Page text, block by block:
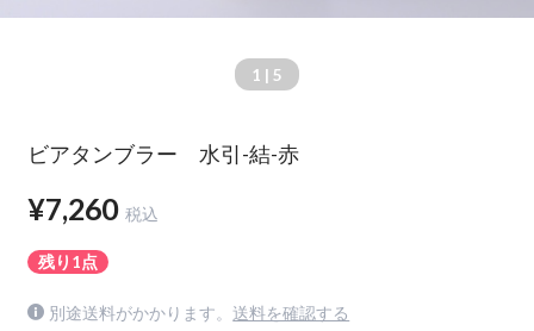
1 | 5
ビアタンブラー 水引-結-赤
¥7,260 税込
残り1点
別途送料がかかります。 送料を確認する